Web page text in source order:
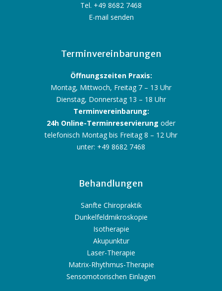
Tel. +49 8682 7468
E-mail senden
Terminvereinbarungen
Öffnungszeiten Praxis:
Montag, Mittwoch, Freitag 7 – 13 Uhr
Dienstag, Donnerstag 13 – 18 Uhr
Terminvereinbarung:
24h Online-Terminreservierung oder
telefonisch Montag bis Freitag 8 – 12 Uhr
unter: +49 8682 7468
Behandlungen
Sanfte Chiropraktik
Dunkelfeldmikroskopie
Isotherapie
Akupunktur
Laser-Therapie
Matrix-Rhythmus-Therapie
Sensomotorischen Einlagen